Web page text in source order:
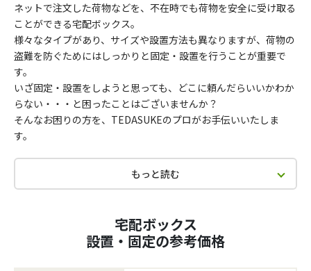
ネットで注文した荷物などを、不在時でも荷物を安全に受け取る
ことができる宅配ボックス。
様々なタイプがあり、サイズや設置方法も異なりますが、荷物の
盗難を防ぐためにはしっかりと固定・設置を行うことが重要で
す。
いざ固定・設置をしようと思っても、どこに頼んだらいいかわか
らない・・・と困ったことはございませんか？
そんなお困りの方を、TEDASUKEのプロがお手伝いいたしま
す。
もっと読む
宅配ボックス
設置・固定の参考価格